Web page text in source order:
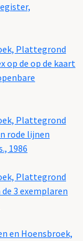
Plattegrond
op de op de kaart
Plattegrond
rode lijnen
1986
Plattegrond
3 exemplaren
en Hoensbroek,